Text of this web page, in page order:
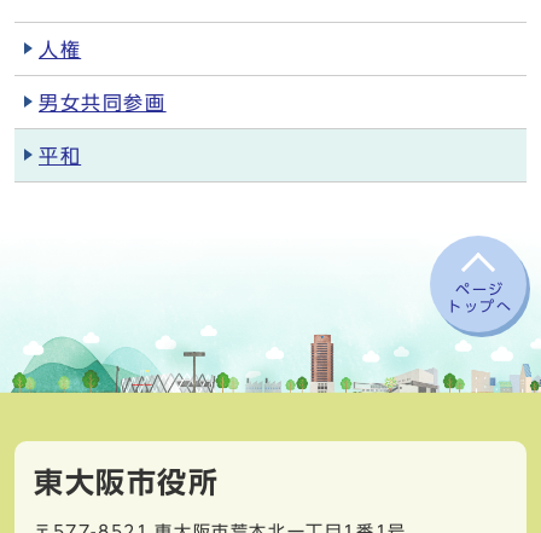
人権
男女共同参画
平和
ページ
トップへ
東大阪市役所